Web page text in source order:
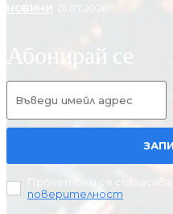
Абонирай се
Прочетох и се
поверителност